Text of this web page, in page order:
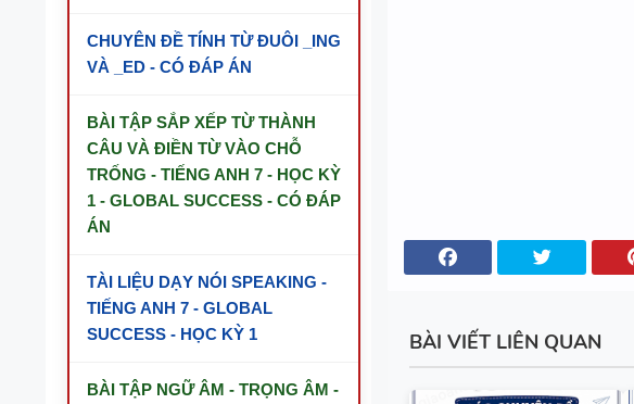
CHUYÊN ĐỀ TÍNH TỪ ĐUÔI _ING
VÀ _ED - CÓ ĐÁP ÁN
BÀI TẬP SẮP XẾP TỪ THÀNH
CÂU VÀ ĐIỀN TỪ VÀO CHỖ
TRỐNG - TIẾNG ANH 7 - HỌC KỲ
1 - GLOBAL SUCCESS - CÓ ĐÁP
ÁN
TÀI LIỆU DẠY NÓI SPEAKING -
TIẾNG ANH 7 - GLOBAL
SUCCESS - HỌC KỲ 1
BÀI TẬP NGỮ ÂM - TRỌNG ÂM -
BÀI VIẾT LIÊN QUAN